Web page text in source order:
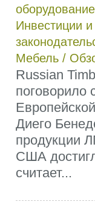
оборудование
Инвестиции
Мебель /
Russian
поговорило
Диего
продукции
США
считает...